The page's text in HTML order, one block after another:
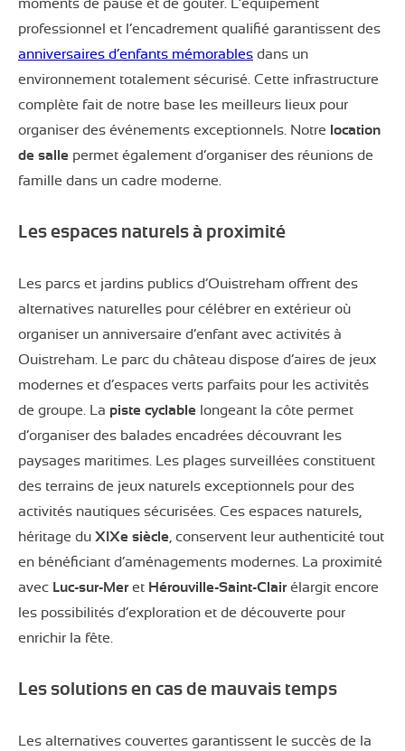
moments de pause et de goûter. L’équipement
professionnel et l’encadrement qualifié garantissent des
anniversaires d’enfants mémorables dans un
environnement totalement sécurisé. Cette infrastructure
complète fait de notre base les meilleurs lieux pour
organiser des événements exceptionnels. Notre location
de salle permet également d’organiser des réunions de
famille dans un cadre moderne.
Les espaces naturels à proximité
Les parcs et jardins publics d’Ouistreham offrent des
alternatives naturelles pour célébrer en extérieur où
organiser un anniversaire d’enfant avec activités à
Ouistreham. Le parc du château dispose d’aires de jeux
modernes et d’espaces verts parfaits pour les activités
de groupe. La piste cyclable longeant la côte permet
d’organiser des balades encadrées découvrant les
paysages maritimes. Les plages surveillées constituent
des terrains de jeux naturels exceptionnels pour des
activités nautiques sécurisées. Ces espaces naturels,
héritage du XIXe siècle, conservent leur authenticité tout
en bénéficiant d’aménagements modernes. La proximité
avec Luc-sur-Meret Hérouville-Saint-Clairélargit encore
les possibilités d’exploration et de découverte pour
enrichir la fête.
Les solutions en cas de mauvais temps
Les alternatives couvertes garantissent le succès de la